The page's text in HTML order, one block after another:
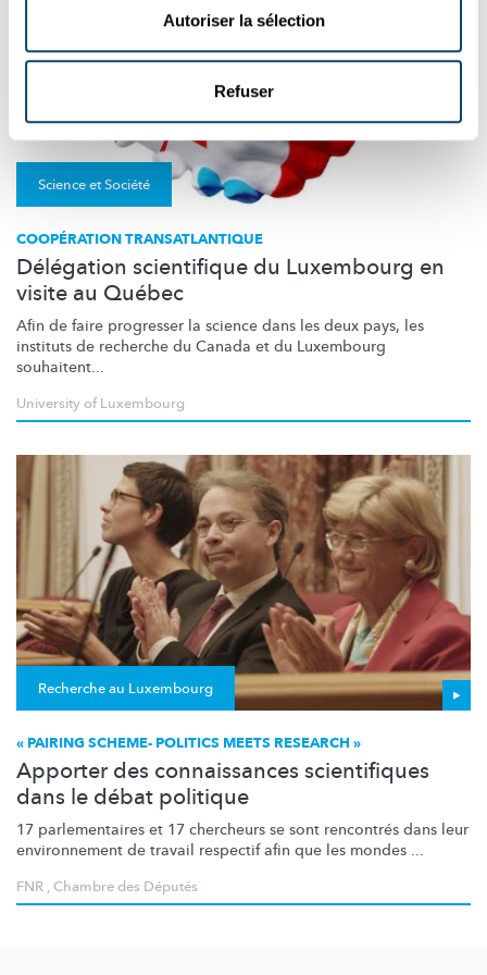
Autoriser la sélection
Refuser
Science et Société
COOPÉRATION TRANSATLANTIQUE
Délégation scientifique du Luxembourg en
visite au Québec
Afin de faire progresser la science dans les deux pays, les
instituts de recherche du Canada et du Luxembourg
souhaitent...
University of Luxembourg
Recherche au Luxembourg
« PAIRING SCHEME- POLITICS MEETS RESEARCH »
Apporter des connaissances scientifiques
dans le débat politique
17 parlementaires et 17 chercheurs se sont rencontrés dans leur
environnement de travail respectif afin que les mondes ...
FNR ,Chambre des Députés